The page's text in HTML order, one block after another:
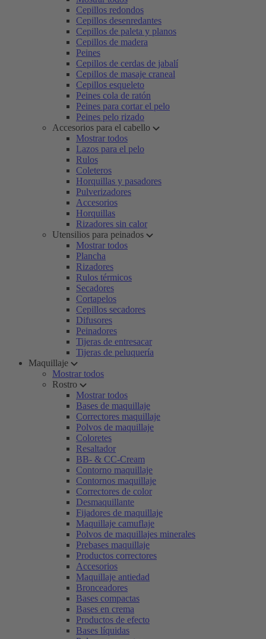
Cepillos redondos
Cepillos desenredantes
Cepillos de paleta y planos
Cepillos de madera
Peines
Cepillos de cerdas de jabalí
Cepillos de masaje craneal
Cepillos esqueleto
Peines cola de ratón
Peines para cortar el pelo
Peines pelo rizado
Accesorios para el cabello
Mostrar todos
Lazos para el pelo
Rulos
Coleteros
Horquillas y pasadores
Pulverizadores
Accesorios
Horquillas
Rizadores sin calor
Utensilios para peinados
Mostrar todos
Plancha
Rizadores
Rulos térmicos
Secadores
Cortapelos
Cepillos secadores
Difusores
Peinadores
Tijeras de entresacar
Tijeras de peluquería
Maquillaje
Mostrar todos
Rostro
Mostrar todos
Bases de maquillaje
Correctores maquillaje
Polvos de maquillaje
Coloretes
Resaltador
BB- & CC-Cream
Contorno maquillaje
Contornos maquillaje
Correctores de color
Desmaquillante
Fijadores de maquillaje
Maquillaje camuflaje
Polvos de maquillajes minerales
Prebases maquillaje
Productos correctores
Accesorios
Maquillaje antiedad
Bronceadores
Bases compactas
Bases en crema
Productos de efecto
Bases líquidas